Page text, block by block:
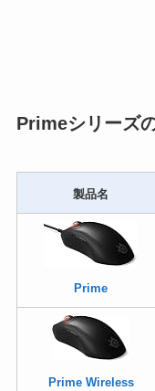
Primeシリーズ
製品名
Prime
Prime Wireless